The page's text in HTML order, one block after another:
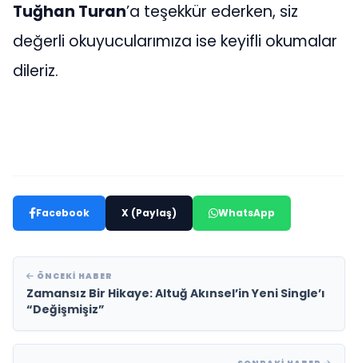
Tuğhan Turan’a teşekkür ederken, siz
değerli okuyucularımıza ise keyifli okumalar
dileriz.
Facebook X (Paylaş) WhatsApp
ÖNCEKI HABER
Zamansız Bir Hikaye: Altuğ Akınsel’in Yeni Single’ı
“Değişmişiz”